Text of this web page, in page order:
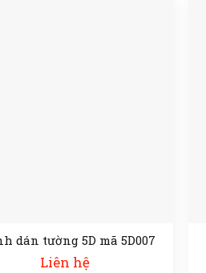
dán tường 5D mã 5D007
Liên hệ